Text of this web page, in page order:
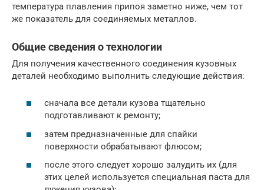
температура плавления припоя заметно ниже, чем тот
же показатель для соединяемых металлов.
Общие сведения о технологии
Для получения качественного соединения кузовных
деталей необходимо выполнить следующие действия:
сначала все детали кузова тщательно
подготавливают к ремонту;
затем предназначенные для спайки
поверхности обрабатывают флюсом;
после этого следует хорошо залудить их (для
этих целей используется специальная паста для